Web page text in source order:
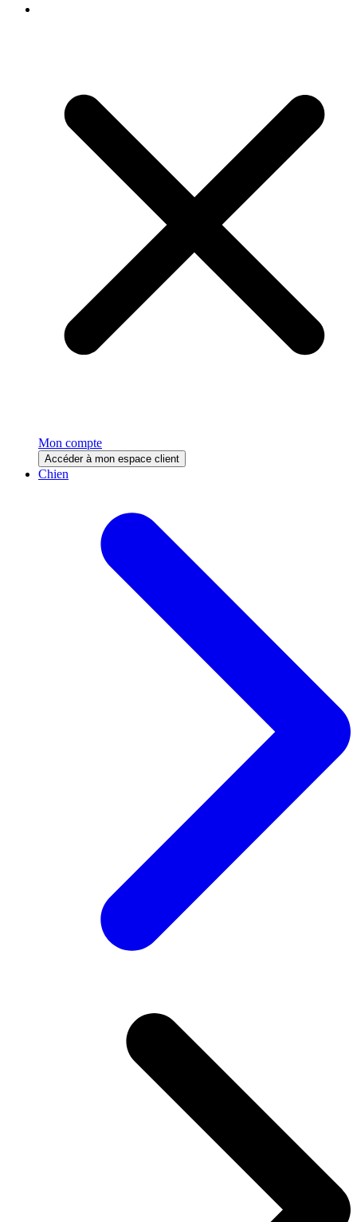
Mon compte
Accéder à mon espace client
Chien